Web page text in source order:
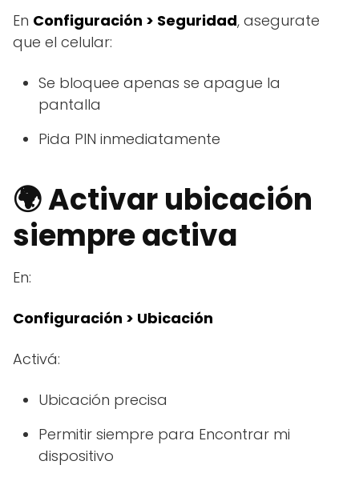
En Configuración > Seguridad, asegurate
que el celular:
Se bloquee apenas se apague la
pantalla
Pida PIN inmediatamente
🌍 Activar ubicación
siempre activa
En:
Configuración > Ubicación
Activá:
Ubicación precisa
Permitir siempre para Encontrar mi
dispositivo